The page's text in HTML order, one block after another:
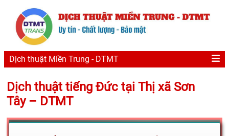
Dịch thuật Miền Trung - DTMT
Dịch thuật tiếng Đức tại Thị xã Sơn
Tây – DTMT